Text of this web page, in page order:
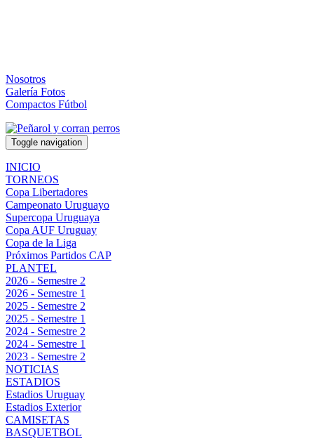
Nosotros
Galería Fotos
Compactos Fútbol
Toggle navigation
INICIO
TORNEOS
Copa Libertadores
Campeonato Uruguayo
Supercopa Uruguaya
Copa AUF Uruguay
Copa de la Liga
Próximos Partidos CAP
PLANTEL
2026 - Semestre 2
2026 - Semestre 1
2025 - Semestre 2
2025 - Semestre 1
2024 - Semestre 2
2024 - Semestre 1
2023 - Semestre 2
NOTICIAS
ESTADIOS
Estadios Uruguay
Estadios Exterior
CAMISETAS
BASQUETBOL